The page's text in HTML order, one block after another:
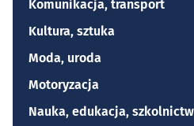
Komunikacja, transport
Kultura, sztuka
Moda, uroda
Motoryzacja
Nauka, edukacja,